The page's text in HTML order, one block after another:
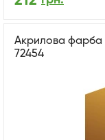
Акрилова фарба
72454